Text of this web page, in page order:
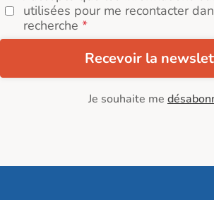
utilisées pour me recontacter
recherche
Recevoir la
Je souhaite me